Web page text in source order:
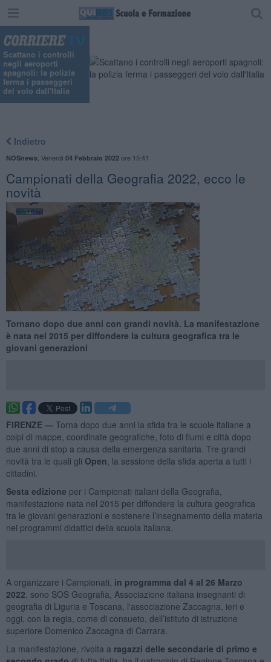
Scattano i controlli
negli aeroporti
spagnoli: la polizia
ferma i passeggeri
del volo dall'Italia
Indietro
NOSnews, Venerdì 04 Febbraio 2022ore 15:41
Campionati della Geografia 2022, ecco le
novità
Tornano dopo due anni con grandi novità. La manifestazione
è nata nel 2015 per diffondere la cultura geografica tra le
giovani generazioni
FIRENZE — Torna dopo due anni la sfida tra le scuole italiane a
colpi di mappe, coordinate geografiche, foto di fiumi e città dopo
due anni di stop a causa della emergenza sanitaria. Tre grandi
novità tra le quali gli Open , la sessione della sfida aperta a tutti i
cittadini.
Sesta edizione per i Campionati italiani della Geografia,
manifestazione nata nel 2015 per diffondere la cultura geografica
tra le giovani generazioni e sostenere l’insegnamento della materia
nei programmi didattici della scuola italiana.
A organizzare i Campionati, in programma dal 4 al 26 Marzo
2022 , sono SOS Geografia, Associazione italiana insegnanti di
geografia di Liguria e Toscana, l'associazione Zaccagna, ieri e
oggi, con la regia, come di consueto, dell’istituto di istruzione
superiore Domenico Zaccagna di Carrara.
La manifestazione, rivolta a ragazzi delle secondarie di primo e